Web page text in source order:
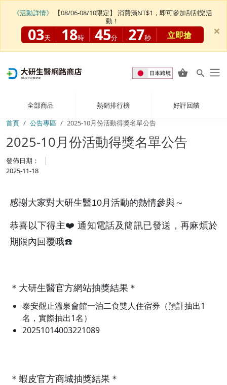
全部商品 熱銷排行榜
好評回饋
首頁
公告專區 2025-10月份活動得獎名單公告
2025-10月份活動得獎名單公告
發佈日期：
2025-11-18
感謝大家對大研生醫10月活動的熱情參與～
恭喜以下得主❤️ 通知電話及簡訊已發送，再麻煩於
期限內回覆哦☎️
＊大研生醫官方網站抽獎結果＊
泰安觀止溫泉會館一泊二食雙人住宿券（預計抽出1
名，實際抽出1名）
20251014003221089
＊蝦皮官方商城抽獎結果＊
《活動詳情》
【08/06-08/10限定】 消費滿NT$1，即可參加刮刮樂活
動！
03天 18時 45分 27秒 立即搶 ×